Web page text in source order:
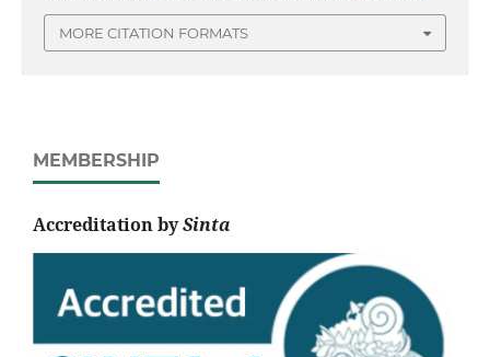
MORE CITATION FORMATS
MEMBERSHIP
Accreditation bySinta